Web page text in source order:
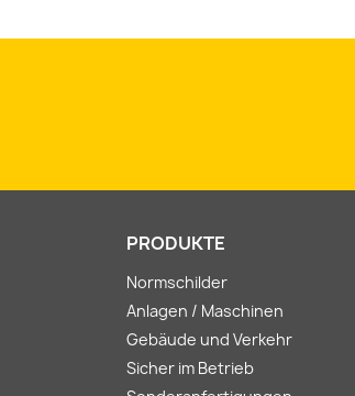
PRODUKTE
Normschilder
Anlagen / Maschinen
Gebäude und Verkehr
Sicher im Betrieb